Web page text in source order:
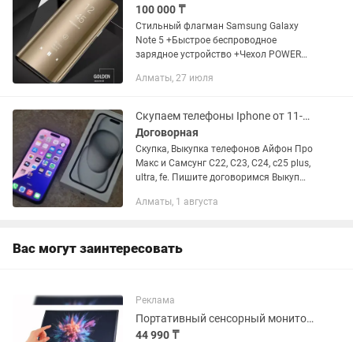
100 000 ₸
Стильный флагман Samsung Galaxy
Note 5 +Быстрое беспроводное
зарядное устройство +Чехол POWER
Технические характеристики •
лучший...
Алматы, 27 июля
Скупаем телефоны Iphone от 11-16 до Pro Max, Samsung S22 - S25 Ultra
Договорная
Скупка, Выкупка телефонов Айфон Про
Макс и Самсунг С22, С23, С24, с25 plus,
ultra, fe. Пишите договоримся Выкуп
15 Pro, 15, 15 Plus iPhone 14 Pro Max, 14
Алматы, 1 августа
Вас могут заинтересовать
Реклама
Портативный сенсорный монитор AVRON 15.6 второй экран для работы
44 990 ₸